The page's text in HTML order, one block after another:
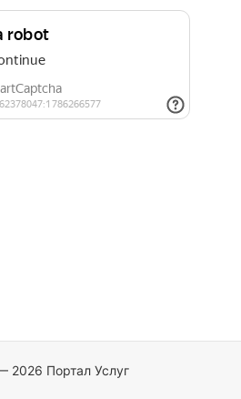
2026 Портал Услуг